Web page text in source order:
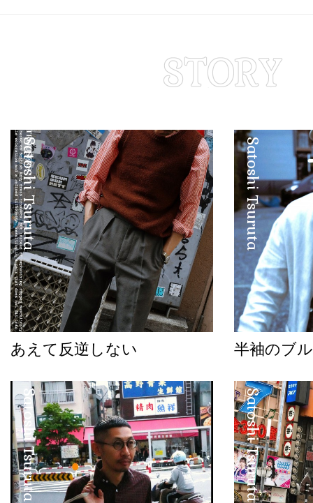
Satoshi Tsuruta
あえて反逆しない
Satoshi Tsuruta
半袖のブ
Satoshi Tsuruta Satoshi Tsuruta